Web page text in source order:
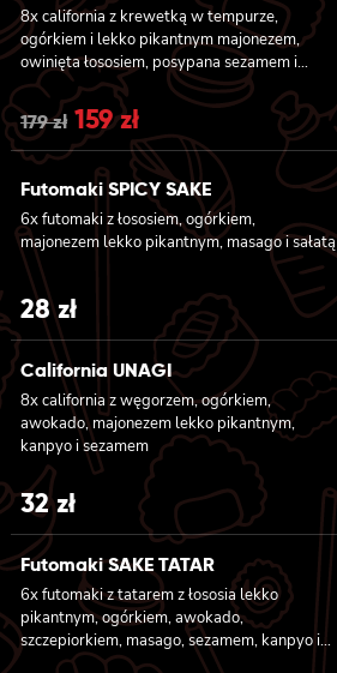
8x california z krewetką w tempurze,
ogórkiem i lekko pikantnym majonezem,
owinięta łososiem, posypana sezamem i
masago, 8x california z tatarem z tuńczyka z
truflami, owinięta tuńczykiem, posypana
masago arare i szczypiorkiem, 8x california z
awokado, mango, węgorzem i krewetką,
owinięta opalanym łososiem, polana sosem
teriyaki i posypana sezamem, 8x california z
masago, awokado i kanpyo, owinięta
węgorzem, polana sosem unagi i posypana
sezamem, 8x california z krewetką w
tempurze, awokado i lekko pikantnym
majonezem, owinięta krewetką, polana
słodko-pikantnym sosem i posypana
kolendrą
179zł Original
price
was:
179 zł.
159zł Current
price
is:
159 zł.
Futomaki SPICY SAKE
6x futomaki z łososiem, ogórkiem,
majonezem lekko pikantnym, masago i sałatą
28zł
California UNAGI
8x california z węgorzem, ogórkiem,
awokado, majonezem lekko pikantnym,
kanpyo i sezamem
32zł
Futomaki SAKE TATAR
6x futomaki z tatarem z łososia lekko
pikantnym, ogórkiem, awokado,
szczepiorkiem, masago, sezamem, kanpyo i
sałatą